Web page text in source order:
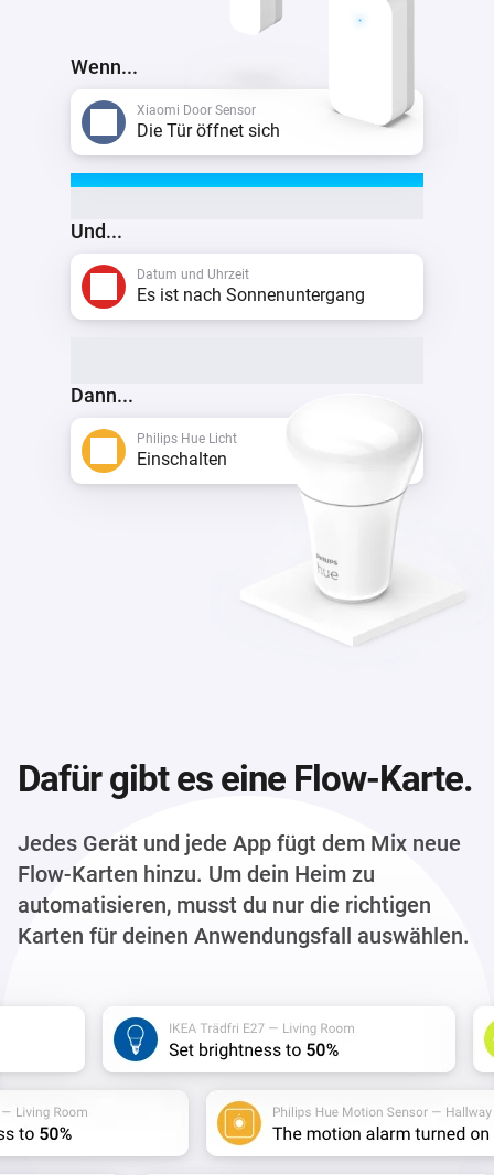
Wenn...
Xiaomi Door Sensor
Die Tür öffnet sich
Und...
Datum und Uhrzeit
Es ist nach Sonnenuntergang
Dann...
Philips Hue Licht
Einschalten
Dafür gibt es eine Flow-Karte.
Jedes Gerät und jede App fügt dem Mix neue
Flow-Karten hinzu. Um dein Heim zu
automatisieren, musst du nur die richtigen
Karten für deinen Anwendungsfall auswählen.